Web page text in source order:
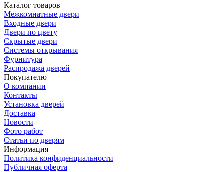
Каталог товаров
Межкомнатные двери
Входные двери
Двери по цвету
Скрытые двери
Системы открывания
Фурнитура
Распродажа дверей
Покупателю
О компании
Контакты
Установка дверей
Доставка
Новости
Фото работ
Статьи по дверям
Информация
Политика конфиденциальности
Публичная оферта